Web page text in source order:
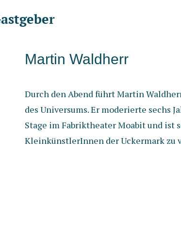
Martin Waldherr
Durch den Abend führt Martin
des Universums. Er moderierte sechs
Stage im Fabriktheater Moabit und ist
KleinkünstlerInnen der Uckermark zu